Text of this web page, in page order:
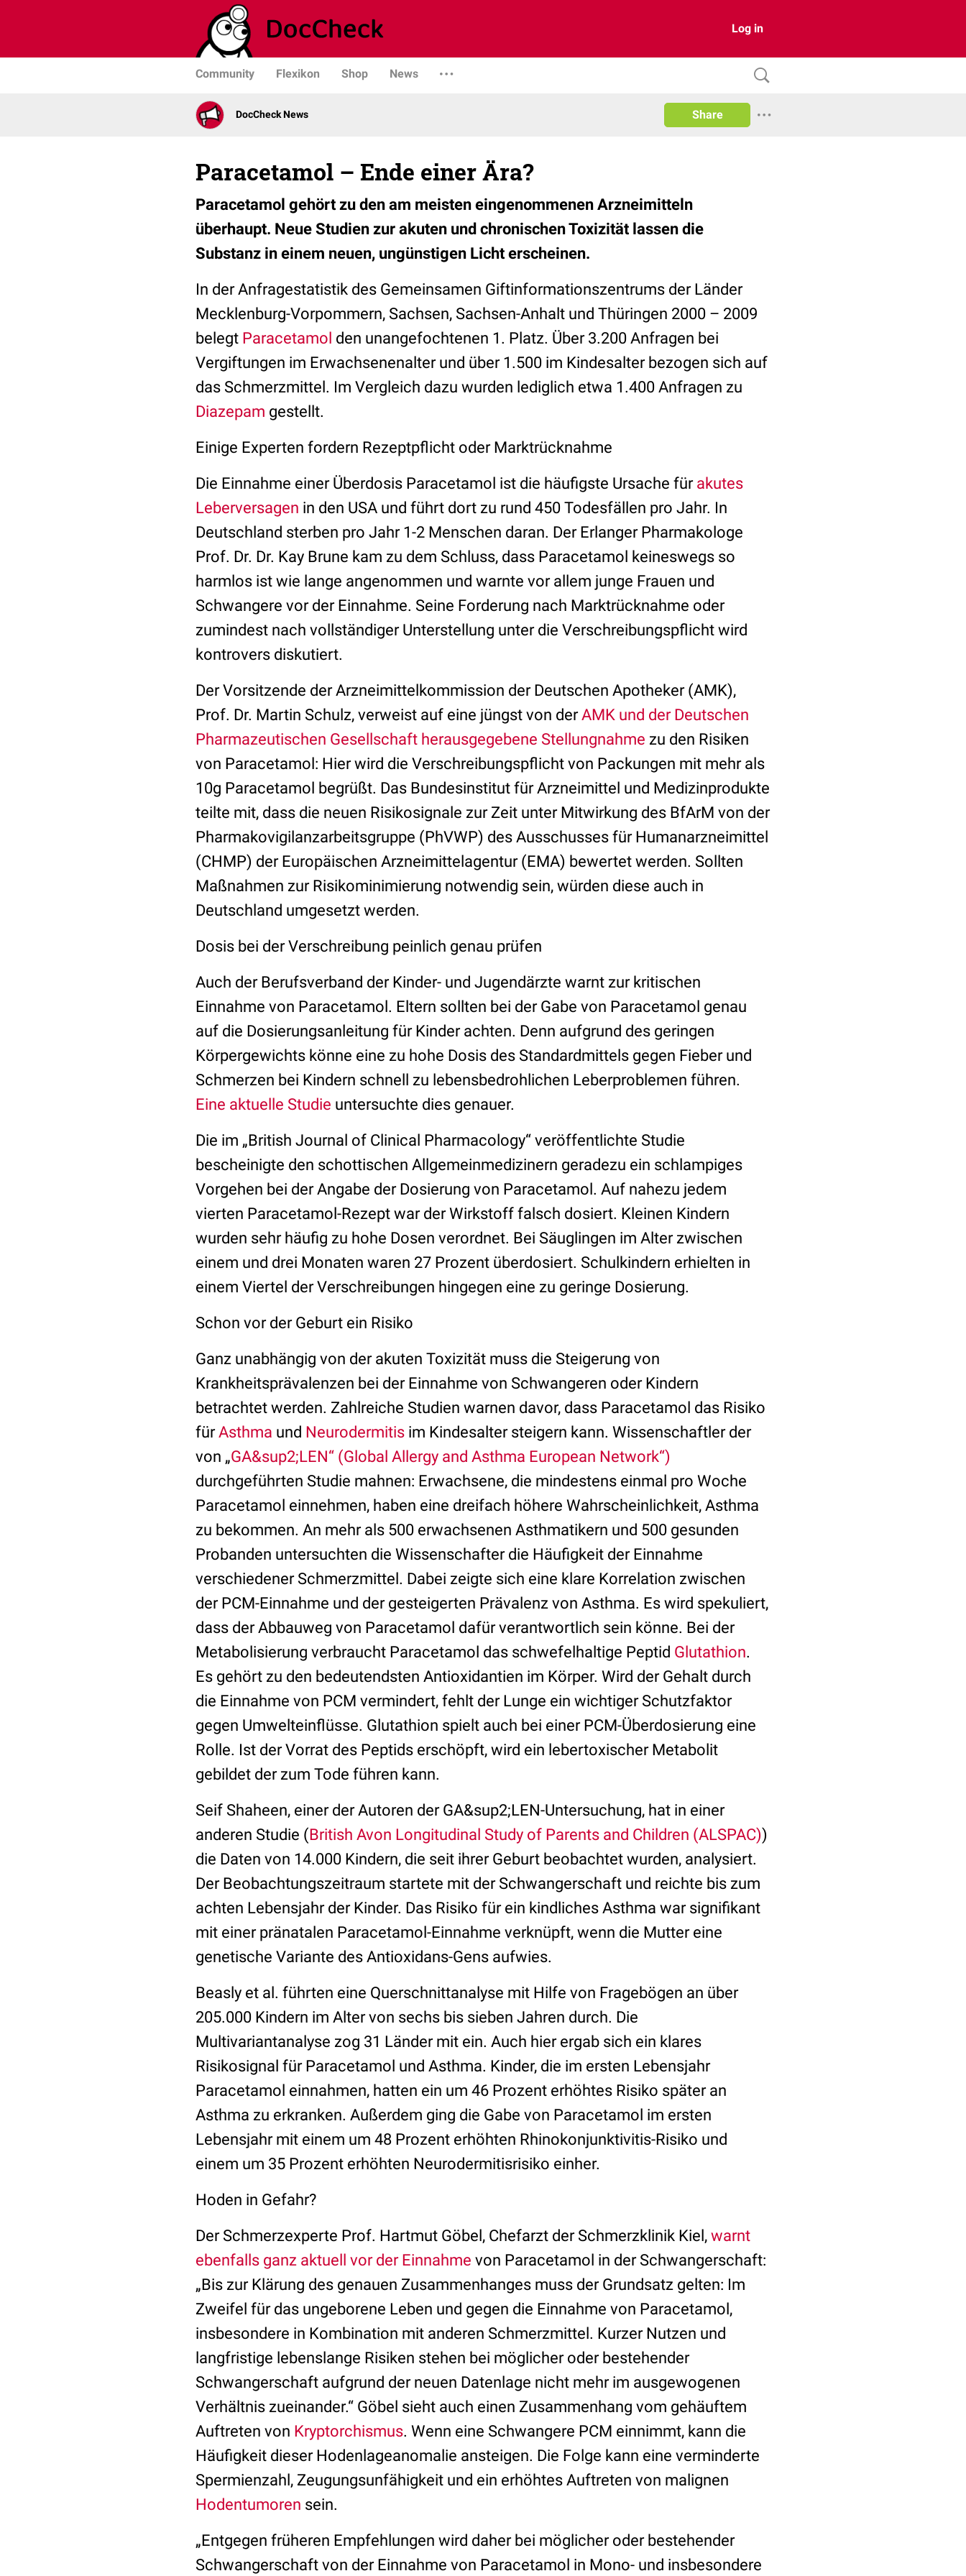
Log in
Community Flexikon Shop News
DocCheck News Share
Paracetamol – Ende einer Ära?
Paracetamol gehört zu den am meisten eingenommenen Arzneimitteln
überhaupt. Neue Studien zur akuten und chronischen Toxizität lassen die
Substanz in einem neuen, ungünstigen Licht erscheinen.
In der Anfragestatistik des Gemeinsamen Giftinformationszentrums der Länder
Mecklenburg-Vorpommern, Sachsen, Sachsen-Anhalt und Thüringen 2000 – 2009
belegt Paracetamol den unangefochtenen 1. Platz. Über 3.200 Anfragen bei
Vergiftungen im Erwachsenenalter und über 1.500 im Kindesalter bezogen sich auf
das Schmerzmittel. Im Vergleich dazu wurden lediglich etwa 1.400 Anfragen zu
Diazepam gestellt.
Einige Experten fordern Rezeptpflicht oder Marktrücknahme
Die Einnahme einer Überdosis Paracetamol ist die häufigste Ursache für akutes
Leberversagen in den USA und führt dort zu rund 450 Todesfällen pro Jahr. In
Deutschland sterben pro Jahr 1-2 Menschen daran. Der Erlanger Pharmakologe
Prof. Dr. Dr. Kay Brune kam zu dem Schluss, dass Paracetamol keineswegs so
harmlos ist wie lange angenommen und warnte vor allem junge Frauen und
Schwangere vor der Einnahme. Seine Forderung nach Marktrücknahme oder
zumindest nach vollständiger Unterstellung unter die Verschreibungspflicht wird
kontrovers diskutiert.
Der Vorsitzende der Arzneimittelkommission der Deutschen Apotheker (AMK),
Prof. Dr. Martin Schulz, verweist auf eine jüngst von derAMK und der Deutschen
Pharmazeutischen Gesellschaft herausgegebene Stellungnahme zu den Risiken
von Paracetamol: Hier wird die Verschreibungspflicht von Packungen mit mehr als
10g Paracetamol begrüßt. Das Bundesinstitut für Arzneimittel und Medizinprodukte
teilte mit, dass die neuen Risikosignale zur Zeit unter Mitwirkung des BfArM von der
Pharmakovigilanzarbeitsgruppe (PhVWP) des Ausschusses für Humanarzneimittel
(CHMP) der Europäischen Arzneimittelagentur (EMA) bewertet werden. Sollten
Maßnahmen zur Risikominimierung notwendig sein, würden diese auch in
Deutschland umgesetzt werden.
Dosis bei der Verschreibung peinlich genau prüfen
Auch der Berufsverband der Kinder- und Jugendärzte warnt zur kritischen
Einnahme von Paracetamol. Eltern sollten bei der Gabe von Paracetamol genau
auf die Dosierungsanleitung für Kinder achten. Denn aufgrund des geringen
Körpergewichts könne eine zu hohe Dosis des Standardmittels gegen Fieber und
Schmerzen bei Kindern schnell zu lebensbedrohlichen Leberproblemen führen.
Eine aktuelle Studie untersuchte dies genauer.
Die im „British Journal of Clinical Pharmacology“ veröffentlichte Studie
bescheinigte den schottischen Allgemeinmedizinern geradezu ein schlampiges
Vorgehen bei der Angabe der Dosierung von Paracetamol. Auf nahezu jedem
vierten Paracetamol-Rezept war der Wirkstoff falsch dosiert. Kleinen Kindern
wurden sehr häufig zu hohe Dosen verordnet. Bei Säuglingen im Alter zwischen
einem und drei Monaten waren 27 Prozent überdosiert. Schulkindern erhielten in
einem Viertel der Verschreibungen hingegen eine zu geringe Dosierung.
Schon vor der Geburt ein Risiko
Ganz unabhängig von der akuten Toxizität muss die Steigerung von
Krankheitsprävalenzen bei der Einnahme von Schwangeren oder Kindern
betrachtet werden. Zahlreiche Studien warnen davor, dass Paracetamol das Risiko
fürAsthma und Neurodermitis im Kindesalter steigern kann. Wissenschaftler der
von „GA&sup2;LEN“ (Global Allergy and Asthma European Network“)
durchgeführten Studie mahnen: Erwachsene, die mindestens einmal pro Woche
Paracetamol einnehmen, haben eine dreifach höhere Wahrscheinlichkeit, Asthma
zu bekommen. An mehr als 500 erwachsenen Asthmatikern und 500 gesunden
Probanden untersuchten die Wissenschafter die Häufigkeit der Einnahme
verschiedener Schmerzmittel. Dabei zeigte sich eine klare Korrelation zwischen
der PCM-Einnahme und der gesteigerten Prävalenz von Asthma. Es wird spekuliert,
dass der Abbauweg von Paracetamol dafür verantwortlich sein könne. Bei der
Metabolisierung verbraucht Paracetamol das schwefelhaltige Peptid Glutathion.
Es gehört zu den bedeutendsten Antioxidantien im Körper. Wird der Gehalt durch
die Einnahme von PCM vermindert, fehlt der Lunge ein wichtiger Schutzfaktor
gegen Umwelteinflüsse. Glutathion spielt auch bei einer PCM-Überdosierung eine
Rolle. Ist der Vorrat des Peptids erschöpft, wird ein lebertoxischer Metabolit
gebildet der zum Tode führen kann.
Seif Shaheen, einer der Autoren der GA&sup2;LEN-Untersuchung, hat in einer
anderen Studie (British Avon Longitudinal Study of Parents and Children (ALSPAC))
die Daten von 14.000 Kindern, die seit ihrer Geburt beobachtet wurden, analysiert.
Der Beobachtungszeitraum startete mit der Schwangerschaft und reichte bis zum
achten Lebensjahr der Kinder. Das Risiko für ein kindliches Asthma war signifikant
mit einer pränatalen Paracetamol-Einnahme verknüpft, wenn die Mutter eine
genetische Variante des Antioxidans-Gens aufwies.
Beasly et al. führten eine Querschnittanalyse mit Hilfe von Fragebögen an über
205.000 Kindern im Alter von sechs bis sieben Jahren durch. Die
Multivariantanalyse zog 31 Länder mit ein. Auch hier ergab sich ein klares
Risikosignal für Paracetamol und Asthma. Kinder, die im ersten Lebensjahr
Paracetamol einnahmen, hatten ein um 46 Prozent erhöhtes Risiko später an
Asthma zu erkranken. Außerdem ging die Gabe von Paracetamol im ersten
Lebensjahr mit einem um 48 Prozent erhöhten Rhinokonjunktivitis-Risiko und
einem um 35 Prozent erhöhten Neurodermitisrisiko einher.
Hoden in Gefahr?
Der Schmerzexperte Prof. Hartmut Göbel, Chefarzt der Schmerzklinik Kiel, warnt
ebenfalls ganz aktuell vor der Einnahme von Paracetamol in der Schwangerschaft:
„Bis zur Klärung des genauen Zusammenhanges muss der Grundsatz gelten: Im
Zweifel für das ungeborene Leben und gegen die Einnahme von Paracetamol,
insbesondere in Kombination mit anderen Schmerzmittel. Kurzer Nutzen und
langfristige lebenslange Risiken stehen bei möglicher oder bestehender
Schwangerschaft aufgrund der neuen Datenlage nicht mehr im ausgewogenen
Verhältnis zueinander.“ Göbel sieht auch einen Zusammenhang vom gehäuftem
Auftreten von Kryptorchismus. Wenn eine Schwangere PCM einnimmt, kann die
Häufigkeit dieser Hodenlageanomalie ansteigen. Die Folge kann eine verminderte
Spermienzahl, Zeugungsunfähigkeit und ein erhöhtes Auftreten von malignen
Hodentumoren sein.
„Entgegen früheren Empfehlungen wird daher bei möglicher oder bestehender
Schwangerschaft von der Einnahme von Paracetamol in Mono- und insbesondere